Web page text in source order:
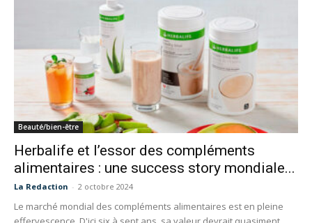
Beauté/bien-être
Herbalife et l’essor des compléments
alimentaires : une success story mondiale...
La Redaction - 2 octobre 2024
Le marché mondial des compléments alimentaires est en pleine